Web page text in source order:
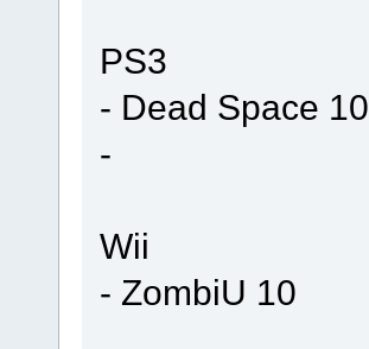
PS3
- Dead Space 10
-
Wii
- ZombiU 10